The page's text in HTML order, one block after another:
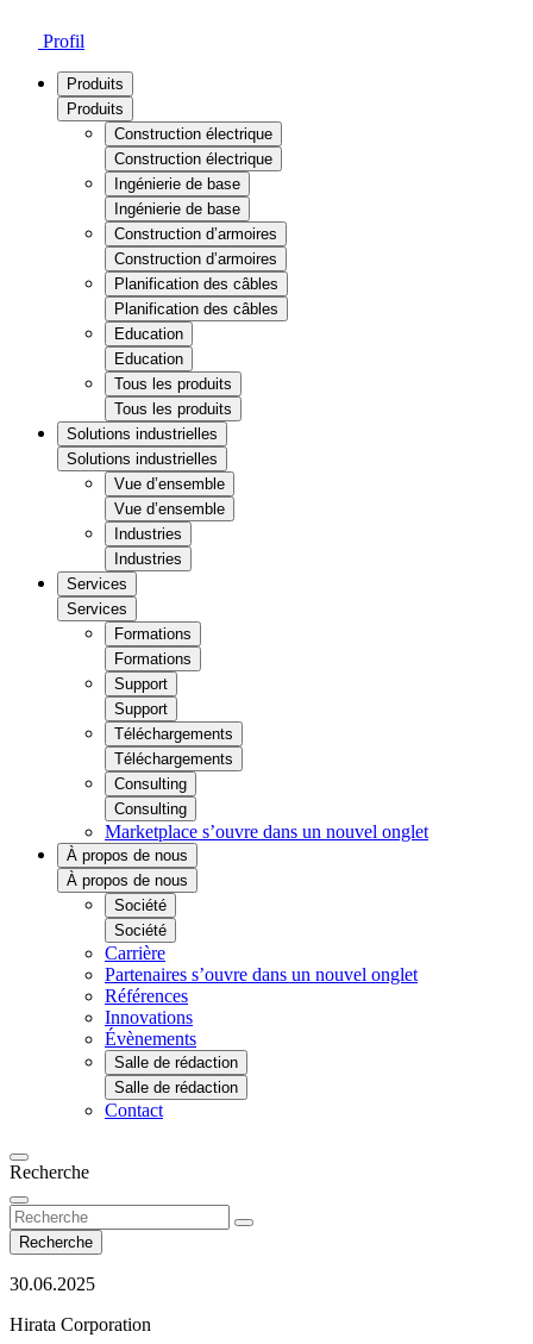
Profil
Produits
Produits
Construction électrique
Construction électrique
Ingénierie de base
Ingénierie de base
Construction d’armoires
Construction d’armoires
Planification des câbles
Planification des câbles
Education
Education
Tous les produits
Tous les produits
Solutions industrielles
Solutions industrielles
Vue d’ensemble
Vue d’ensemble
Industries
Industries
Services
Services
Formations
Formations
Support
Support
Téléchargements
Téléchargements
Consulting
Consulting
Marketplace s’ouvre dans un nouvel onglet
À propos de nous
À propos de nous
Société
Société
Carrière
Partenaires s’ouvre dans un nouvel onglet
Références
Innovations
Évènements
Salle de rédaction
Salle de rédaction
Contact
Recherche
Recherche
30.06.2025
Hirata Corporation